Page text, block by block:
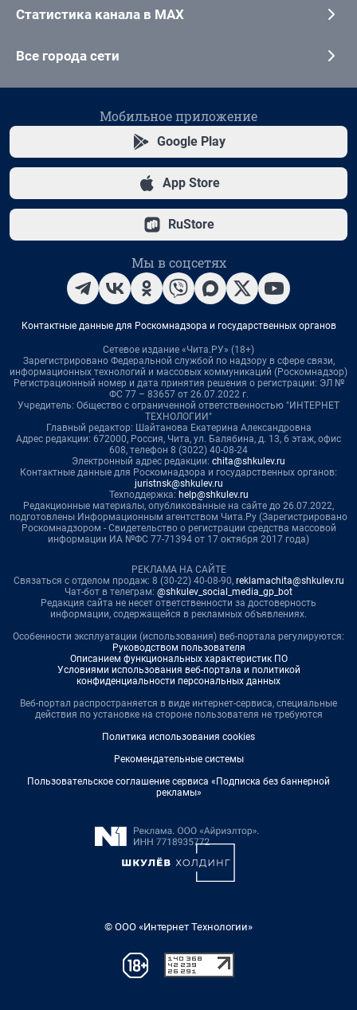
Статистика канала в MAX
Все города сети
Мобильное приложение
Google Play
App Store
RuStore
Мы в соцсетях
Контактные данные для Роскомнадзора и государственных органов
Сетевое издание «Чита.РУ» (18+)
Зарегистрировано Федеральной службой по надзору в сфере связи,
информационных технологий и массовых коммуникаций (Роскомнадзор)
Регистрационный номер и дата принятия решения о регистрации: ЭЛ №
ФС 77 – 83657 от 26.07.2022 г.
Учредитель: Общество с ограниченной ответственностью "ИНТЕРНЕТ
ТЕХНОЛОГИИ"
Главный редактор: Шайтанова Екатерина Александровна
Адрес редакции: 672000, Россия, Чита, ул. Балябина, д. 13, 6 этаж, офис
608, телефон 8 (3022) 40-08-24
Электронный адрес редакции: chita@shkulev.ru
Контактные данные для Роскомнадзора и государственных органов:
juristnsk@shkulev.ru
Техподдержка: help@shkulev.ru
Редакционные материалы, опубликованные на сайте до 26.07.2022,
подготовлены Информационным агентством Чита.Ру (Зарегистрировано
Роскомнадзором - Свидетельство о регистрации средства массовой
информации ИА №ФС 77-71394 от 17 октября 2017 года)
РЕКЛАМА НА САЙТЕ
Связаться с отделом продаж: 8 (30-22) 40-08-90, reklamachita@shkulev.ru
Чат-бот в телеграм: @shkulev_social_media_gp_bot
Редакция сайта не несет ответственности за достоверность
информации, содержащейся в рекламных объявлениях.
Особенности эксплуатации (использования) веб-портала регулируются:
Руководством пользователя
Описанием функциональных характеристик ПО
Условиями использования веб-портала и политикой
конфиденциальности персональных данных
Веб-портал распространяется в виде интернет-сервиса, специальные
действия по установке на стороне пользователя не требуются
Политика использования cookies
Рекомендательные системы
Пользовательское соглашение сервиса «Подписка без баннерной
рекламы»
© ООО «Интернет Технологии»